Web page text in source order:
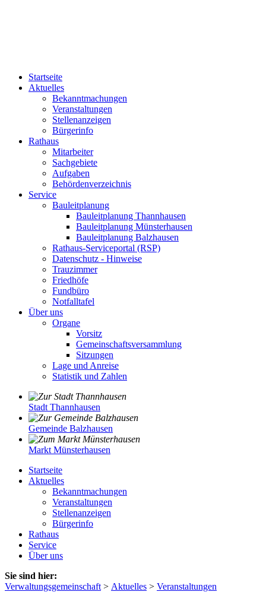
Startseite
Aktuelles
Bekanntmachungen
Veranstaltungen
Stellenanzeigen
Bürgerinfo
Rathaus
Mitarbeiter
Sachgebiete
Aufgaben
Behördenverzeichnis
Service
Bauleitplanung
Bauleitplanung Thannhausen
Bauleitplanung Münsterhausen
Bauleitplanung Balzhausen
Rathaus-Serviceportal (RSP)
Datenschutz - Hinweise
Trauzimmer
Friedhöfe
Fundbüro
Notfalltafel
Über uns
Organe
Vorsitz
Gemeinschaftsversammlung
Sitzungen
Lage und Anreise
Statistik und Zahlen
Stadt Thannhausen
Gemeinde Balzhausen
Markt Münsterhausen
Startseite
Aktuelles
Bekanntmachungen
Veranstaltungen
Stellenanzeigen
Bürgerinfo
Rathaus
Service
Über uns
Sie sind hier:
Verwaltungsgemeinschaft > Aktuelles > Veranstaltungen